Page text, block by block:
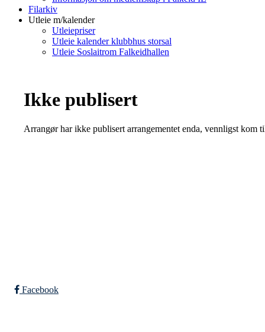
Filarkiv
Utleie m/kalender
Utleiepriser
Utleie kalender klubbhus storsal
Utleie Soslaitrom Falkeidhallen
Ikke publisert
Arrangør har ikke publisert arrangementet enda, vennligst kom
Facebook